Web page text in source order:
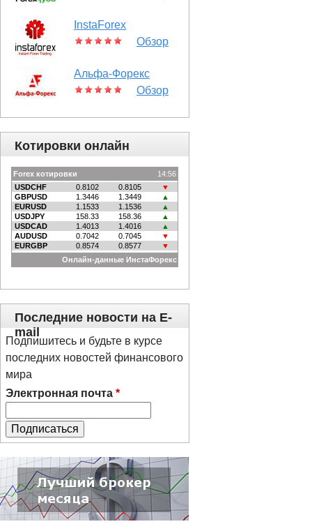
InstaForex
Обзор
Альфа-Форекс
Обзор
Котировки онлайн
Последние новости на E-
mail
Подпишитесь и будьте в курсе
последних новостей финансового
мира
Электронная почта *